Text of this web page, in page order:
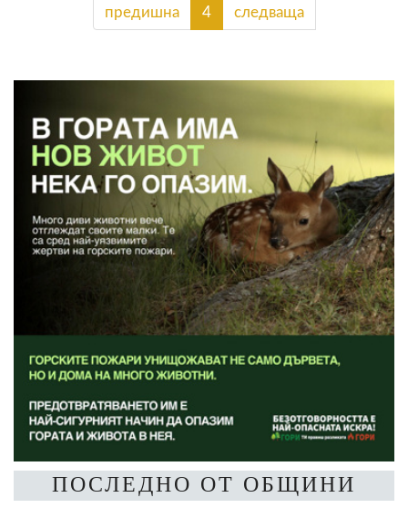
предишна 4 следваща
ПОСЛЕДНО ОТ ОБЩИНИ